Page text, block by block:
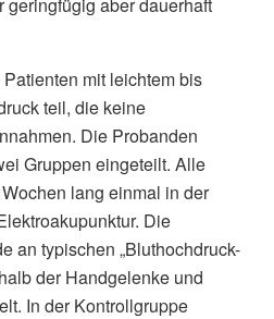
mit leichtem bis
teil, die keine
Die Probanden
Gruppen eingeteilt. Alle
lang einmal in der
Die
an typischen „Bluthochdruck-
der Handgelenke und
In der Kontrollgruppe